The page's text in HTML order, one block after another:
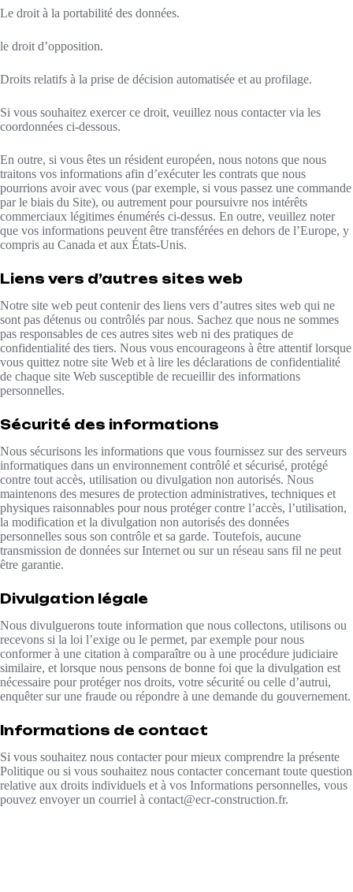
Le droit à la portabilité des données.
le droit d’opposition.
Droits relatifs à la prise de décision automatisée et au profilage.
Si vous souhaitez exercer ce droit, veuillez nous contacter via les
coordonnées ci-dessous.
En outre, si vous êtes un résident européen, nous notons que nous
traitons vos informations afin d’exécuter les contrats que nous
pourrions avoir avec vous (par exemple, si vous passez une commande
par le biais du Site), ou autrement pour poursuivre nos intérêts
commerciaux légitimes énumérés ci-dessus. En outre, veuillez noter
que vos informations peuvent être transférées en dehors de l’Europe, y
compris au Canada et aux États-Unis.
Liens vers d’autres sites web
Notre site web peut contenir des liens vers d’autres sites web qui ne
sont pas détenus ou contrôlés par nous. Sachez que nous ne sommes
pas responsables de ces autres sites web ni des pratiques de
confidentialité des tiers. Nous vous encourageons à être attentif lorsque
vous quittez notre site Web et à lire les déclarations de confidentialité
de chaque site Web susceptible de recueillir des informations
personnelles.
Sécurité des informations
Nous sécurisons les informations que vous fournissez sur des serveurs
informatiques dans un environnement contrôlé et sécurisé, protégé
contre tout accès, utilisation ou divulgation non autorisés. Nous
maintenons des mesures de protection administratives, techniques et
physiques raisonnables pour nous protéger contre l’accès, l’utilisation,
la modification et la divulgation non autorisés des données
personnelles sous son contrôle et sa garde. Toutefois, aucune
transmission de données sur Internet ou sur un réseau sans fil ne peut
être garantie.
Divulgation légale
Nous divulguerons toute information que nous collectons, utilisons ou
recevons si la loi l’exige ou le permet, par exemple pour nous
conformer à une citation à comparaître ou à une procédure judiciaire
similaire, et lorsque nous pensons de bonne foi que la divulgation est
nécessaire pour protéger nos droits, votre sécurité ou celle d’autrui,
enquêter sur une fraude ou répondre à une demande du gouvernement.
Informations de contact
Si vous souhaitez nous contacter pour mieux comprendre la présente
Politique ou si vous souhaitez nous contacter concernant toute question
relative aux droits individuels et à vos Informations personnelles, vous
pouvez envoyer un courriel à contact@ecr-construction.fr.